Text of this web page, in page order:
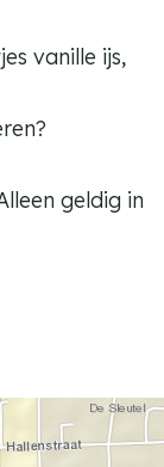
vanille ijs,
geldig in